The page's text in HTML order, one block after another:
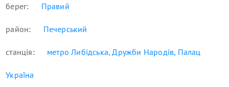
берег: Правий
район: Печерський
станція: метро Либідська, Дружби Народів, Палац
Україна